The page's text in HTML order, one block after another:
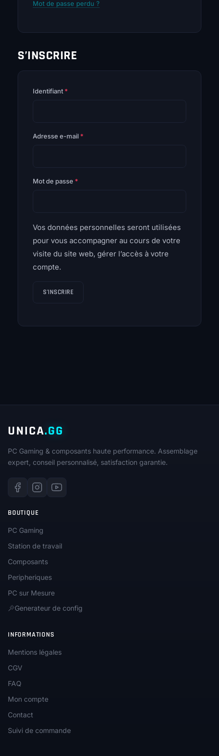
Mot de passe perdu ?
S’INSCRIRE
Identifiant *
Adresse e-mail *
Mot de passe *
Vos données personnelles seront utilisées
pour vous accompagner au cours de votre
visite du site web, gérer l’accès à votre
compte.
S’INSCRIRE
UNICA.GG
PC Gaming & composants haute performance. Assemblage
expert, conseil personnalisé, satisfaction garantie.
BOUTIQUE
PC Gaming
Station de travail
Composants
Peripheriques
PC sur Mesure
Generateur de config
INFORMATIONS
Mentions légales
CGV
FAQ
Mon compte
Contact
Suivi de commande